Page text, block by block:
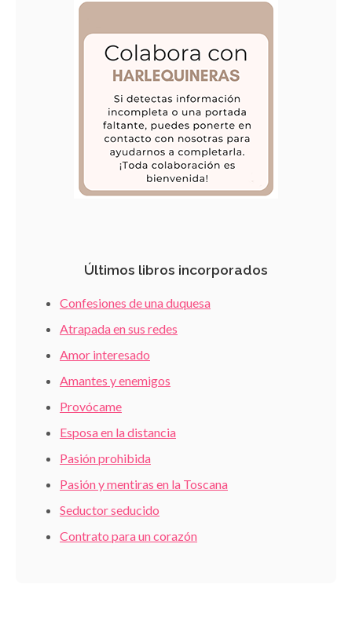
Últimos libros incorporados
Confesiones de una duquesa
Atrapada en sus redes
Amor interesado
Amantes y enemigos
Provócame
Esposa en la distancia
Pasión prohibida
Pasión y mentiras en la Toscana
Seductor seducido
Contrato para un corazón